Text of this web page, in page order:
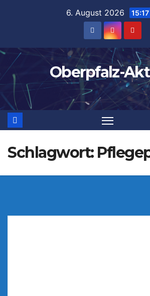
6. August 2026 15:17
Oberpfalz-
Schlagwort: